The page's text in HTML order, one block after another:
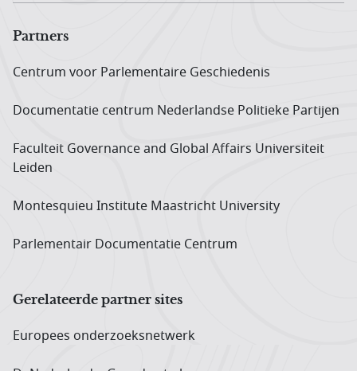
Partners
Centrum voor Parlementaire Geschiedenis
Documentatie centrum Neder­landse Politieke Partijen
Faculteit Governance and Global Affairs Universiteit
Leiden
Montesquieu Institute Maastricht University
Parlementair Documentatie Centrum
Gerelateerde partner sites
Europees onderzoeks­netwerk